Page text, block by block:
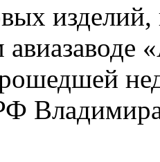
изделий,
авиазаводе